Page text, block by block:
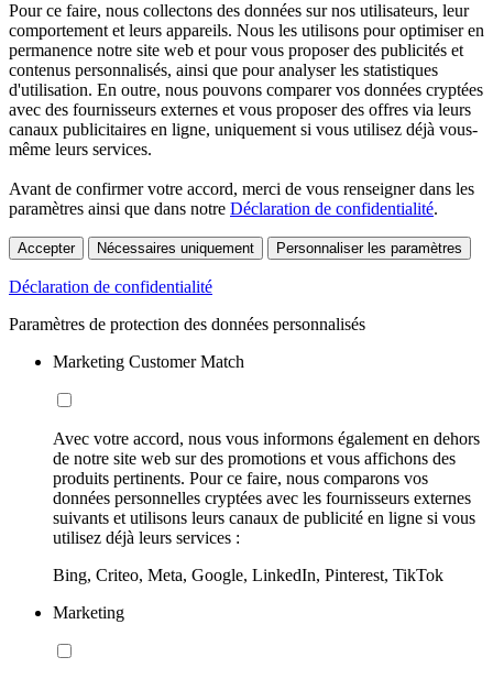
Pour ce faire, nous collectons des données sur nos utilisateurs, leur
comportement et leurs appareils. Nous les utilisons pour optimiser en
permanence notre site web et pour vous proposer des publicités et
contenus personnalisés, ainsi que pour analyser les statistiques
d'utilisation. En outre, nous pouvons comparer vos données cryptées
avec des fournisseurs externes et vous proposer des offres via leurs
canaux publicitaires en ligne, uniquement si vous utilisez déjà vous-
même leurs services.
Avant de confirmer votre accord, merci de vous renseigner dans les
paramètres ainsi que dans notre Déclaration de confidentialité.
Accepter Nécessaires uniquement Personnaliser les paramètres
Déclaration de confidentialité
Paramètres de protection des données personnalisés
Marketing Customer Match
Avec votre accord, nous vous informons également en dehors
de notre site web sur des promotions et vous affichons des
produits pertinents. Pour ce faire, nous comparons vos
données personnelles cryptées avec les fournisseurs externes
suivants et utilisons leurs canaux de publicité en ligne si vous
utilisez déjà leurs services :
Bing, Criteo, Meta, Google, LinkedIn, Pinterest, TikTok
Marketing